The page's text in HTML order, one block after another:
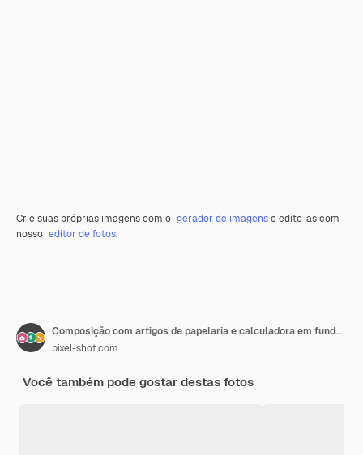
Crie suas próprias imagens com o gerador de imagense edite-as com
nosso editor de fotos.
Composição com artigos de papelaria e calculadora em fundo de madeira Planejamento de pensões
pixel-shot.com
Você também pode gostar destas fotos